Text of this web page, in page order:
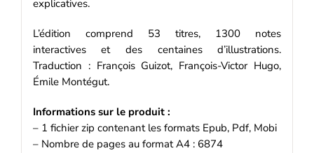
explicatives.
L’édition comprend 53 titres, 1300 notes
interactives et des centaines d’illustrations.
Traduction : François Guizot, François-Victor Hugo,
Émile Montégut.
Informations sur le produit :
– 1 fichier zip contenant les formats Epub, Pdf, Mobi
– Nombre de pages au format A4 : 6874